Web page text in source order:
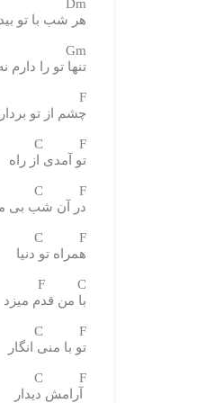
Dm
هر شب با تو
Gm
تنها تو را
F
چشم از تو
C F
تو آمدی از راه
C F
در آن شب بی
C F
همراه تو دنیا
F C
با من قدم میزد
C F
تو با منی انگار
C F
آرامش دیدار